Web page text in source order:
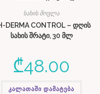
სახის მოვლა
DERMA CONTROL – დღის
სახის შრატი, 30 მლ
₾48.00
კალათაში დამატება